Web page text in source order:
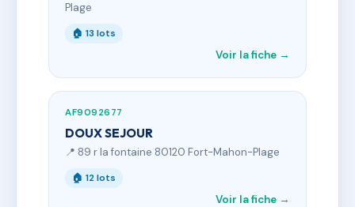
Plage
🏠 13 lots
Voir la fiche →
AF9092677
DOUX SEJOUR
📍 89 r la fontaine 80120 Fort-Mahon-Plage
🏠 12 lots
Voir la fiche →